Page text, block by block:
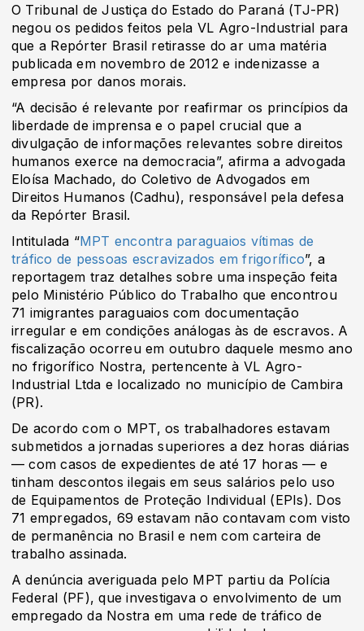
O Tribunal de Justiça do Estado do Paraná (TJ-PR)
negou os pedidos feitos pela VL Agro-Industrial para
que a Repórter Brasil retirasse do ar uma matéria
publicada em novembro de 2012 e indenizasse a
empresa por danos morais.
“A decisão é relevante por reafirmar os princípios da
liberdade de imprensa e o papel crucial que a
divulgação de informações relevantes sobre direitos
humanos exerce na democracia”, afirma a advogada
Eloísa Machado, do Coletivo de Advogados em
Direitos Humanos (Cadhu), responsável pela defesa
da Repórter Brasil.
Intitulada “MPT encontra paraguaios vítimas de
tráfico de pessoas escravizados em frigorífico”, a
reportagem traz detalhes sobre uma inspeção feita
pelo Ministério Público do Trabalho que encontrou
71 imigrantes paraguaios com documentação
irregular e em condições análogas às de escravos. A
fiscalização ocorreu em outubro daquele mesmo ano
no frigorífico Nostra, pertencente à VL Agro-
Industrial Ltda e localizado no município de Cambira
(PR).
De acordo com o MPT, os trabalhadores estavam
submetidos a jornadas superiores a dez horas diárias
— com casos de expedientes de até 17 horas — e
tinham descontos ilegais em seus salários pelo uso
de Equipamentos de Proteção Individual (EPIs). Dos
71 empregados, 69 estavam não contavam com visto
de permanência no Brasil e nem com carteira de
trabalho assinada.
A denúncia averiguada pelo MPT partiu da Polícia
Federal (PF), que investigava o envolvimento de um
empregado da Nostra em uma rede de tráfico de